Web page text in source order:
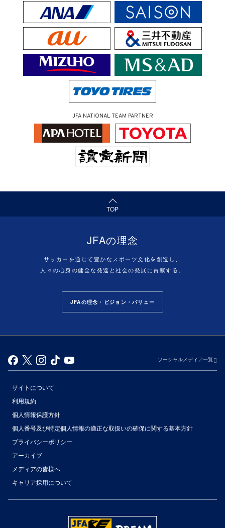
JFA NATIONAL TEAM PARTNER
TOP
（ページの先頭へ）
JFAの理念
サッカーを通じて豊かなスポーツ文化を創造し、
人々の心身の健全な発達と社会の発展に貢献する。
JFAの理念・ビジョン・バリュー
ソーシャルメディア一覧
サイトについて
利用規約
個人情報保護方針
個人番号及び特定個人情報の適正な取扱いの確保に関する基本方針
プライバシーポリシー
アーカイブ
メディアの皆様へ
キャリア採用について